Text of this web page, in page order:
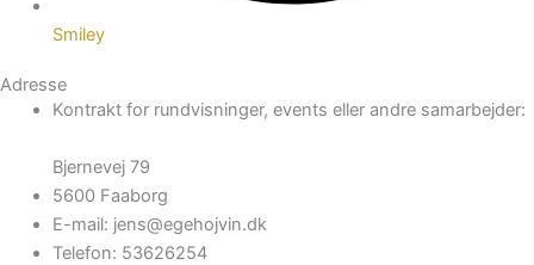
Smiley
Adresse
Kontrakt for rundvisninger, events eller andre samarbejder:
Bjernevej 79
5600 Faaborg
E-mail: jens@egehojvin.dk
Telefon: 53626254